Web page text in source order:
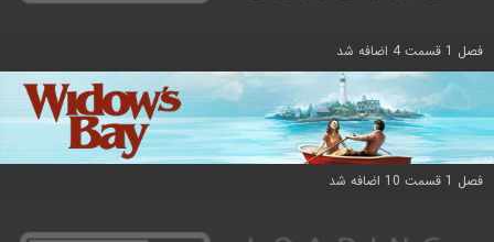
فصل 1 قسمت 4 اضافه شد
فصل 1 قسمت 10 اضافه شد